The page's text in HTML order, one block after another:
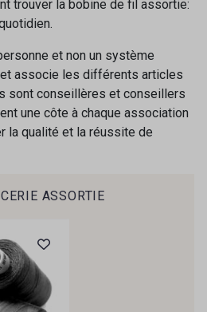
130 - Cameo
310 - Bloom
24 - Vanille Stragier
trouver la bobine de fil assortie:
et non un système
associe les différents articles
sont conseillères et conseillers
une côte à chaque association
la qualité et la réussite de
ASSORTIE
offerts sur votre
!
rime avec détente ?
et de promotions.
à la newsletter